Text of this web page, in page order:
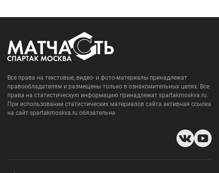
Все права на текстовые, видео- и фото-материалы принадлежат
правообладателям и размещены только в ознакомительных целях. Все
права на статистическую информацию принадлежат spartakmoskva.ru.
При использовании статистических материалов сайта активная ссылка
на сайт spartakmoskva.ru обязательна